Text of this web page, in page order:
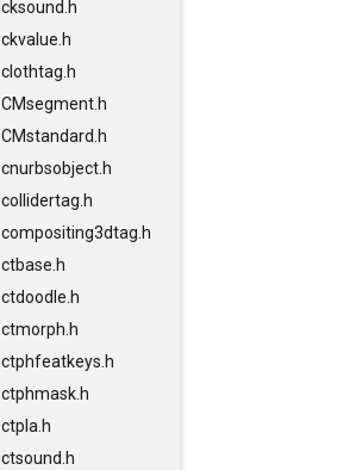
cksound.h
ckvalue.h
clothtag.h
CMsegment.h
CMstandard.h
cnurbsobject.h
collidertag.h
compositing3dtag.h
ctbase.h
ctdoodle.h
ctmorph.h
ctphfeatkeys.h
ctphmask.h
ctpla.h
ctsound.h